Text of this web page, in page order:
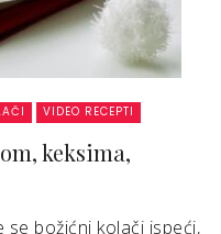
VIDEO RECEPTI
keksima,
se božićni kolači ispeći,